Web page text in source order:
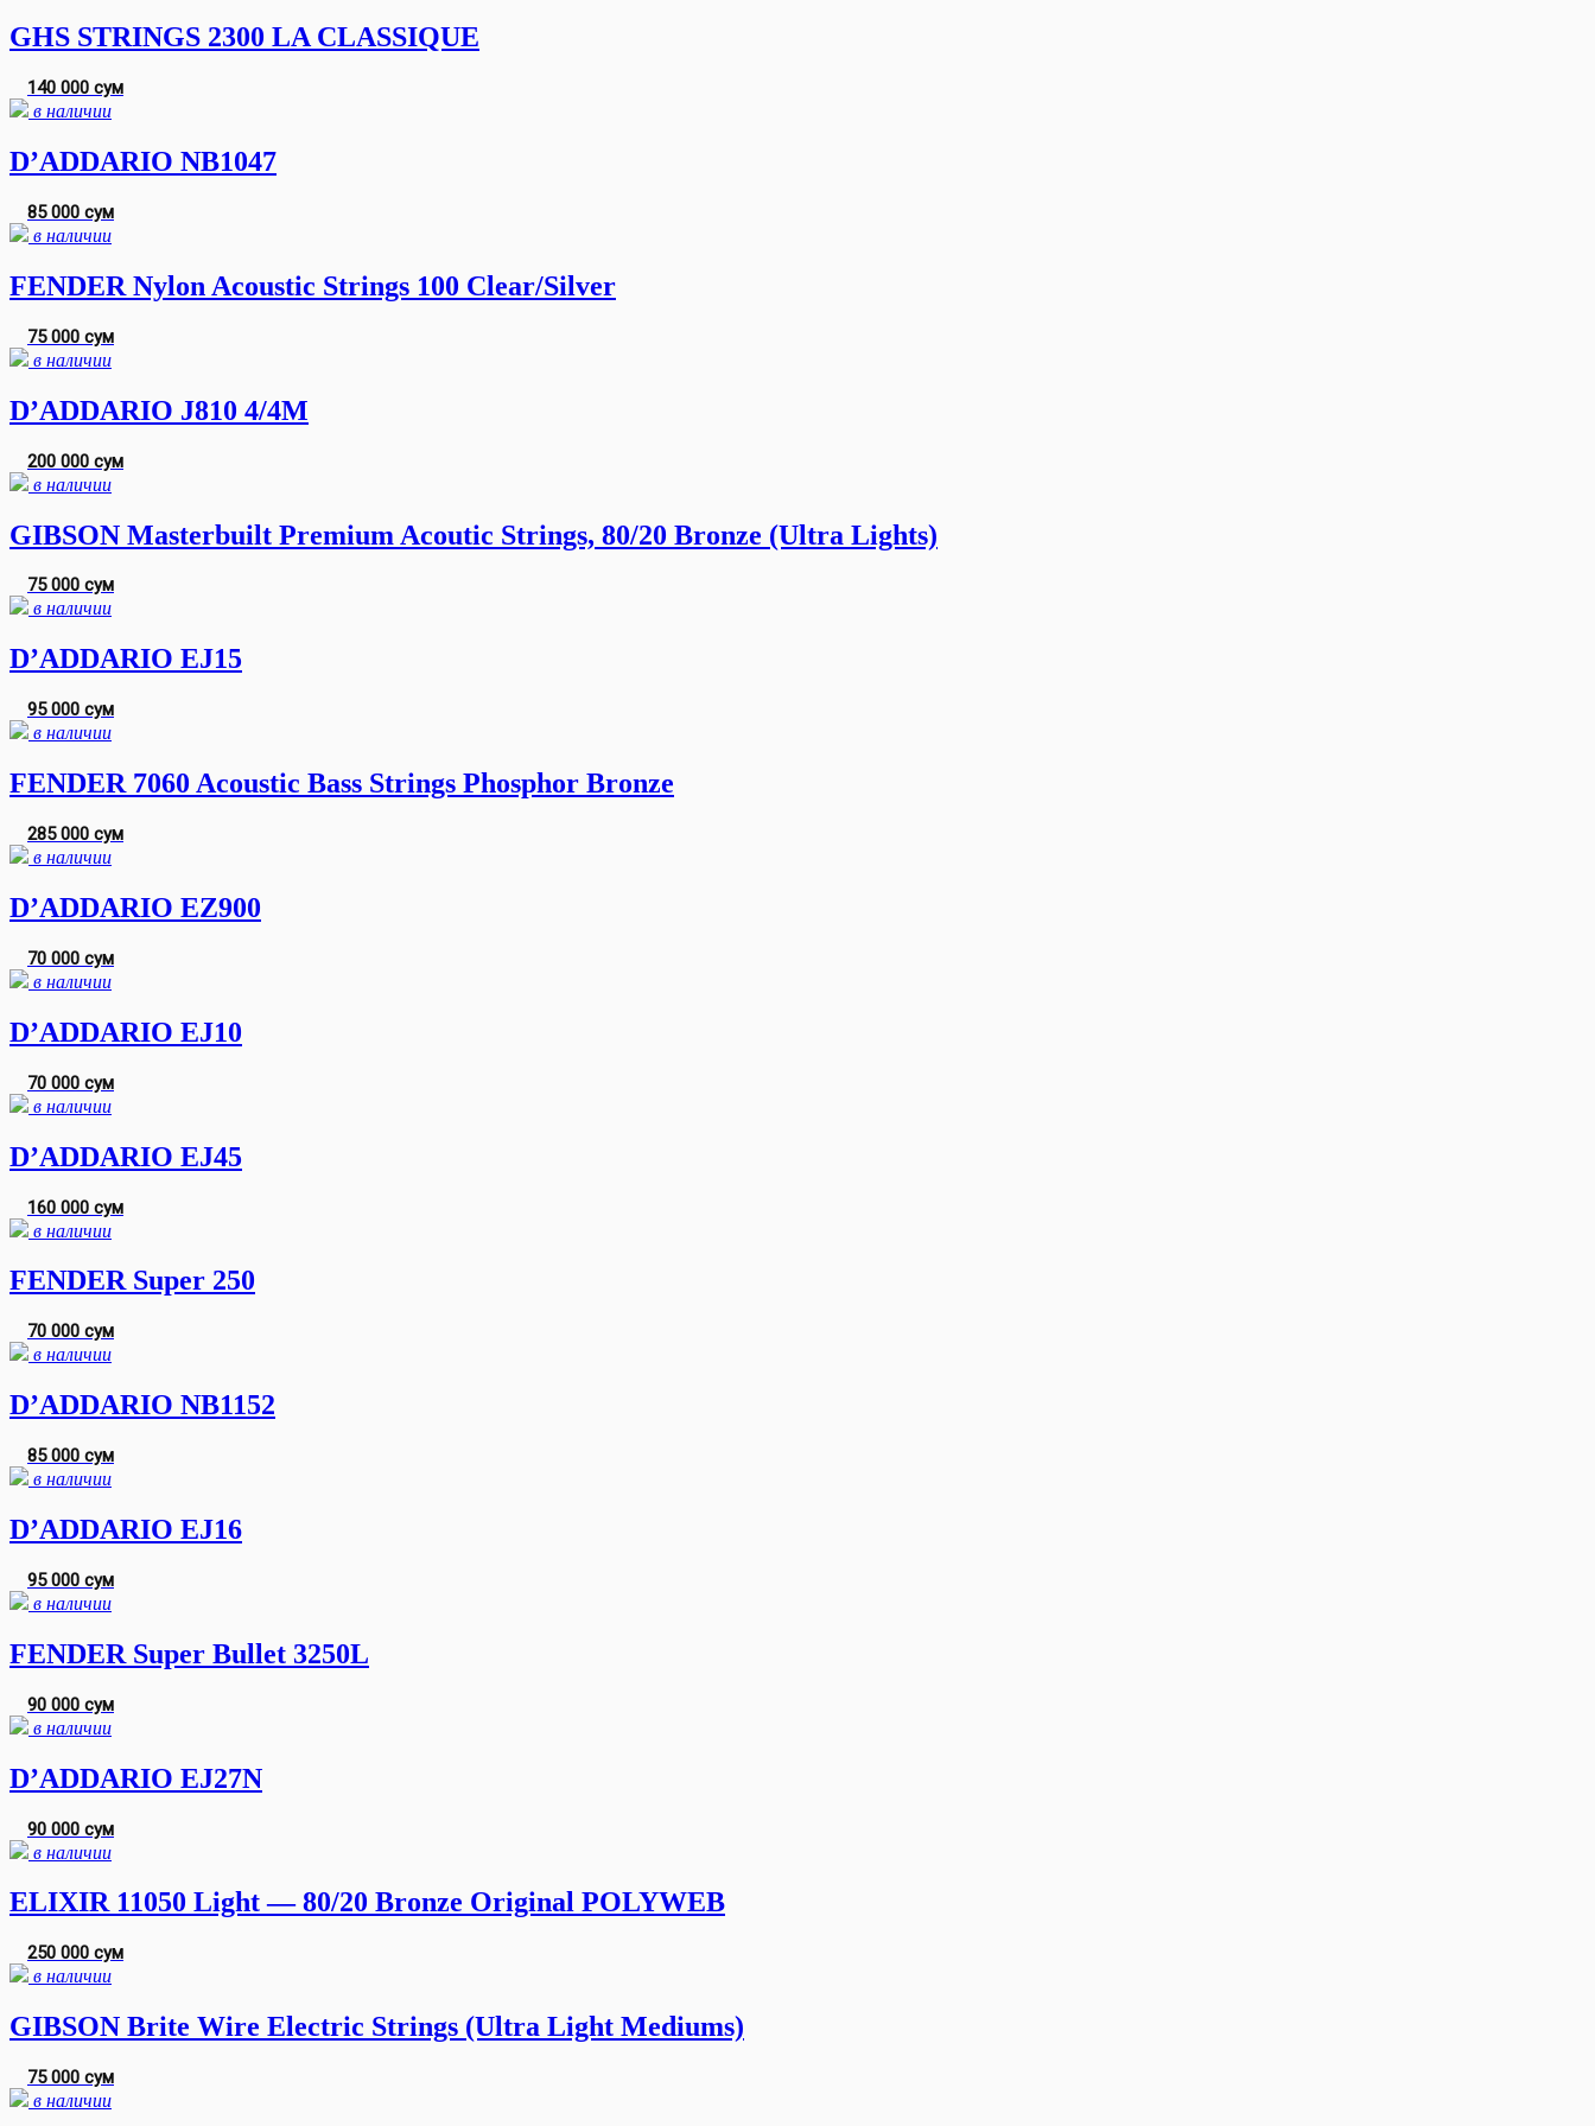
GHS STRINGS 2300 LA CLASSIQUE
140 000 сум
в наличии
D’ADDARIO NB1047
85 000 сум
в наличии
FENDER Nylon Acoustic Strings 100 Clear/Silver
75 000 сум
в наличии
D’ADDARIO J810 4/4M
200 000 сум
в наличии
GIBSON Masterbuilt Premium Acoutic Strings, 80/20 Bronze (Ultra Lights)
75 000 сум
в наличии
D’ADDARIO EJ15
95 000 сум
в наличии
FENDER 7060 Acoustic Bass Strings Phosphor Bronze
285 000 сум
в наличии
D’ADDARIO EZ900
70 000 сум
в наличии
D’ADDARIO EJ10
70 000 сум
в наличии
D’ADDARIO EJ45
160 000 сум
в наличии
FENDER Super 250
70 000 сум
в наличии
D’ADDARIO NB1152
85 000 сум
в наличии
D’ADDARIO EJ16
95 000 сум
в наличии
FENDER Super Bullet 3250L
90 000 сум
в наличии
D’ADDARIO EJ27N
90 000 сум
в наличии
ELIXIR 11050 Light — 80/20 Bronze Original POLYWEB
250 000 сум
в наличии
GIBSON Brite Wire Electric Strings (Ultra Light Mediums)
75 000 сум
в наличии